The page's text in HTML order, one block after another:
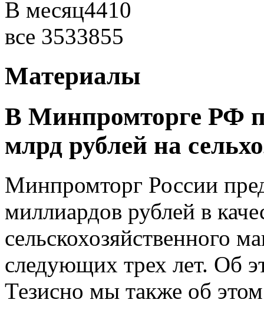
В месяц4410
все 3533855
Материалы
В Минпромторге РФ
млрд рублей на
Минпромторг России
миллиардов рублей в
сельскохозяйственного
следующих трех лет. Об
Тезисно мы также об